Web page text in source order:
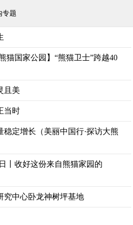
专题
猫国家公园】“熊猫卫士”跨越40
且美
当时
定增长（美丽中国行·探访大熊
丨收好这份来自熊猫家园的
究中心卧龙神树坪基地